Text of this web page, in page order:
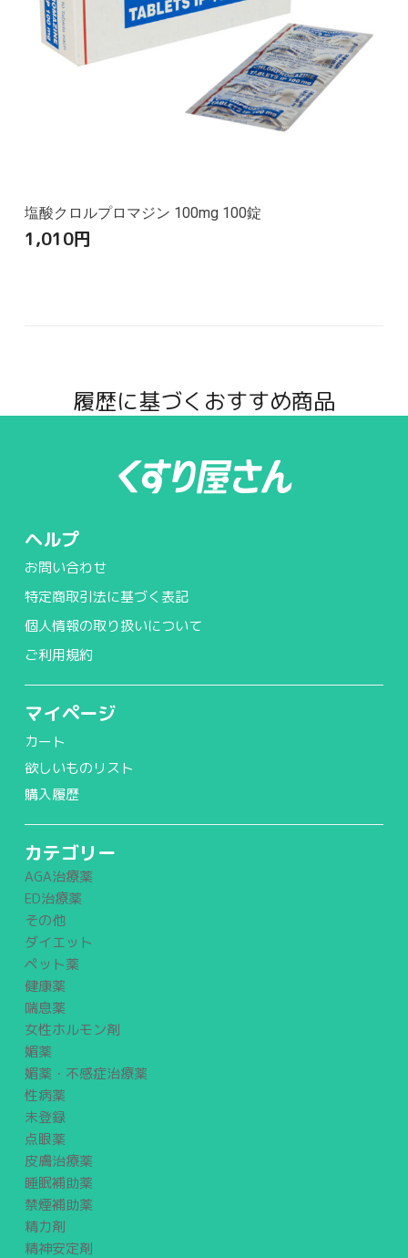
塩酸クロルプロマジン 100mg 100錠
1,010円
履歴に基づくおすすめ商品
ヘルプ
お問い合わせ
特定商取引法に基づく表記
個人情報の取り扱いについて
ご利用規約
マイページ
カート
欲しいものリスト
購入履歴
カテゴリー
AGA治療薬
ED治療薬
その他
ダイエット
ペット薬
健康薬
喘息薬
女性ホルモン剤
媚薬
媚薬・不感症治療薬
性病薬
未登録
点眼薬
皮膚治療薬
睡眠補助薬
禁煙補助薬
精力剤
精神安定剤